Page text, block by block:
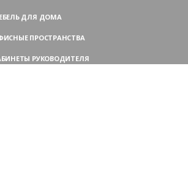
ДЛЯ ДОМА
ПРОСТРАНСТВА
РУКОВОДИТЕЛЯ